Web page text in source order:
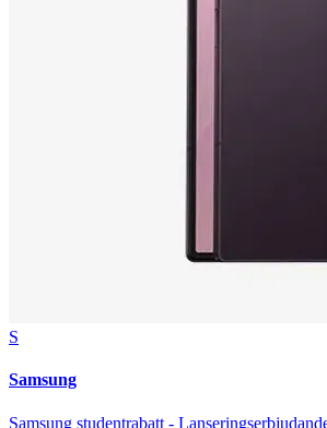
S
Samsung
Samsung studentrabatt -